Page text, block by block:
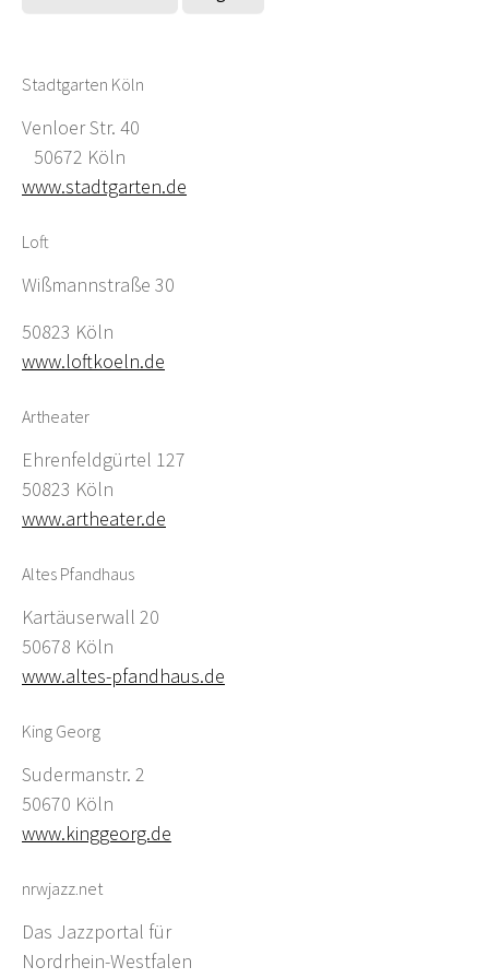
Stadtgarten Köln
Venloer Str. 40
50672 Köln
www.stadtgarten.de
Loft
Wißmannstraße 30
50823 Köln
www.loftkoeln.de
Artheater
Ehrenfeldgürtel 127
50823 Köln
www.artheater.de
Altes Pfandhaus
Kartäuserwall 20
50678 Köln
www.altes-pfandhaus.de
King Georg
Sudermanstr. 2
50670 Köln
www.kinggeorg.de
nrwjazz.net
Das Jazzportal für
Nordrhein-Westfalen